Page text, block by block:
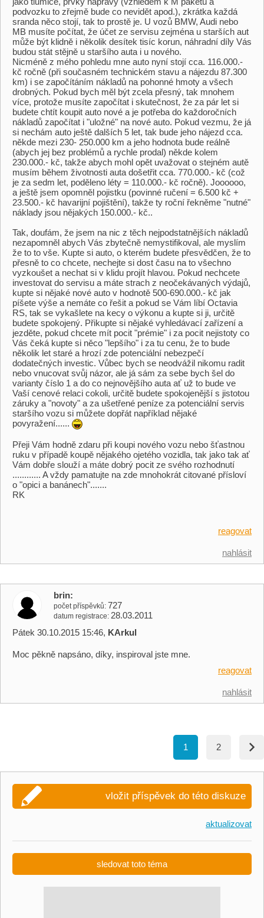
podvozku to zřejmě bude co nevidět apod.), zkrátka každá
sranda něco stojí, tak to prostě je. U vozů BMW, Audi nebo
MB musíte počítat, že účet ze servisu zejména u starších aut
může být klidně i několik desítek tisíc korun, náhradní díly Vás
budou stát stějně u staršího auta i u nového.
Nicméně z mého pohledu mne auto nyní stojí cca. 116.000.-
kč ročně (při současném technickém stavu a nájezdu 87.300
km) i se započítáním nákladů na pohonné hmoty a všech
drobných. Pokud bych měl být zcela přesný, tak mnohem
více, protože musíte započítat i skutečnost, že za pár let si
budete chtít koupit auto nové a je potřeba do každoročních
nákladů započítat i "uložné" na nové auto. Pokud vezmu, že já
si nechám auto ještě dalších 5 let, tak bude jeho nájezd cca.
někde mezi 230- 250.000 km a jeho hodnota bude reálně
(abych jej bez problémů a rychle prodal) někde kolem
230.000.- kč, takže abych mohl opět uvažovat o stejném autě
musím během životnosti auta došetřit cca. 770.000.- kč (což
je za sedm let, poděleno léty = 110.000.- kč ročně). Joooooo,
a ještě jsem opomněl pojistku (povinné ručení = 6.500 kč +
23.500.- kč havarijní pojištění), takže ty roční řekněme "nutné"
náklady jsou nějakých 150.000.- kč..
Tak, doufám, že jsem na nic z těch nejpodstatnějších nákladů
nezapomněl abych Vás zbytečně nemystifikoval, ale myslím
že to to vše. Kupte si auto, o kterém budete přesvědčen, že to
přesně to co chcete, nechejte si dost času na to všechno
vyzkoušet a nechat si v klidu projít hlavou. Pokud nechcete
investovat do servisu a máte strach z neočekávaných výdajů,
kupte si nějaké nové auto v hodnotě 500-690.000.- kč jak
píšete výše a nemáte co řešit a pokud se Vám líbí Octavia
RS, tak se vykašlete na kecy o výkonu a kupte si ji, určitě
budete spokojený. Přikupte si nějaké vyhledávací zařízení a
jezděte, pokud chcete mít pocit "prémie" i za pocit nejistoty co
Vás čeká kupte si něco "lepšího" i za tu cenu, že to bude
několik let staré a hrozí zde potenciální nebezpečí
dodatečných investic. Vůbec bych se neodvážil nikomu radit
nebo vnucovat svůj názor, ale já sám za sebe bych šel do
varianty číslo 1 a do co nejnovějšího auta ať už to bude ve
Vaší cenové relaci cokoli, určitě budete spokojenější s jistotou
záruky a "novoty" a za ušetřené peníze za potenciální servis
staršího vozu si můžete dopřát například nějaké
povyražení......
Přeji Vám hodně zdaru při koupi nového vozu nebo šťastnou
ruku v případě koupě nějakého ojetého vozidla, tak jako tak ať
Vám dobře slouží a máte dobrý pocit ze svého rozhodnutí
............ A vždy pamatujte na zde mnohokrát citované přísloví
o "opici a banánech".......
RK
reagovat
nahlásit
brin
počet příspěvků 727
datum registrace 28.03.2011
Pátek 30.10.2015 15:46, KArkul
Moc pěkně napsáno, díky, inspiroval jste mne.
reagovat
nahlásit
1 2
vložit příspěvek do této diskuze
aktualizovat
sledovat toto téma